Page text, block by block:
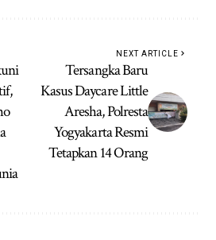
NEXT ARTICLE
Tersangka Baru
Kasus Daycare Little
Aresha, Polresta
Yogyakarta Resmi
Tetapkan 14 Orang